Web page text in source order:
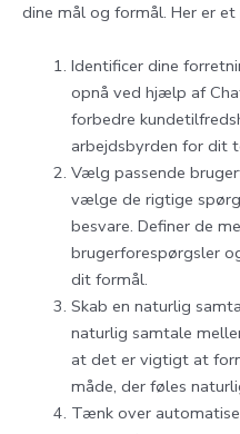
dine mål og formål. Her er
Identificer dine
opnå ved hjælp af
forbedre
arbejdsbyrden for dit
Vælg passende
vælge de rigtige
besvare. Definer de
brugerforespørgsler
dit formål.
Skab en naturlig
naturlig samtale
at det er vigtigt at
måde, der føles
Tænk over